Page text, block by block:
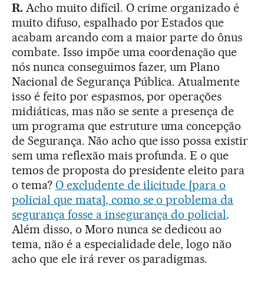
R.Acho muito difícil. O crime organizado é
muito difuso, espalhado por Estados que
acabam arcando com a maior parte do ônus
combate. Isso impõe uma coordenação que
nós nunca conseguimos fazer, um Plano
Nacional de Segurança Pública. Atualmente
isso é feito por espasmos, por operações
midiáticas, mas não se sente a presença de
um programa que estruture uma concepção
de Segurança. Não acho que isso possa existir
sem uma reflexão mais profunda. E o que
temos de proposta do presidente eleito para
o tema? O excludente de ilicitude [para o
policial que mata], como se o problema da
segurança fosse a insegurança do policial.
Além disso, o Moro nunca se dedicou ao
tema, não é a especialidade dele, logo não
acho que ele irá rever os paradigmas.